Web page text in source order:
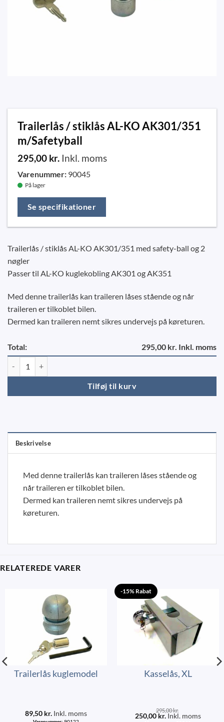
Trailerlås / stiklås AL-KO AK301/351
m/Safetyball
295,00 kr. Inkl. moms
Varenummer: 90045
På lager
Se specifikationer
Trailerlås / stiklås AL-KO AK301/351 med safety-ball og 2
nøgler
Passer til AL-KO kuglekobling AK301 og AK351
Med denne trailerlås kan traileren låses stående og når
traileren er tilkoblet bilen.
Dermed kan traileren nemt sikres undervejs på køreturen.
Total: 295,00 kr. Inkl. moms
Tilføj til kurv
Beskrivelse
Med denne trailerlås kan traileren låses stående og
når traileren er tilkoblet bilen.
Dermed kan traileren nemt sikres undervejs på
køreturen.
RELATEREDE VARER
Trailerlås kuglemodel
89,50 kr. Inkl. moms
-15% Rabat
Kasselås, XL
295,00kr.
250,00 kr. Inkl. moms